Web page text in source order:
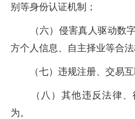
别等身份认证机制；
（六）侵害真人驱动数
方个人信息、自主择业等合法
（七）违规注册、交易
（八）其他违反法律
为。